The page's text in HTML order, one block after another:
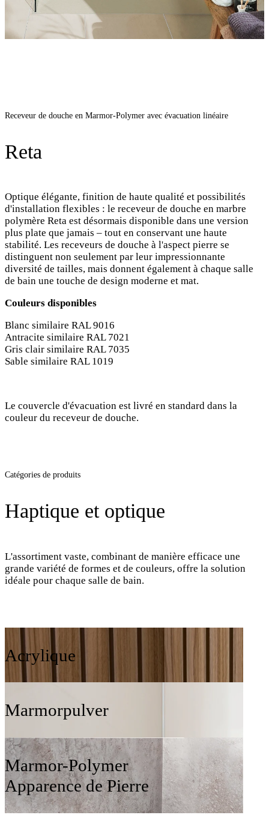
Receveur de douche en Marmor-Polymer avec évacuation linéaire
Reta
Optique élégante, finition de haute qualité et possibilités
d'installation flexibles : le receveur de douche en marbre
polymère Reta est désormais disponible dans une version
plus plate que jamais – tout en conservant une haute
stabilité. Les receveurs de douche à l'aspect pierre se
distinguent non seulement par leur impressionnante
diversité de tailles, mais donnent également à chaque salle
de bain une touche de design moderne et mat.
Couleurs disponibles
Blanc similaire RAL 9016
Antracite similaire RAL 7021
Gris clair similaire RAL 7035
Sable similaire RAL 1019
Le couvercle d'évacuation est livré en standard dans la
couleur du receveur de douche.
Catégories de produits
Haptique et optique
L'assortiment vaste, combinant de manière efficace une
grande variété de formes et de couleurs, offre la solution
idéale pour chaque salle de bain.
Acrylique
Marmorpulver
Marmor-Polymer
Apparence de Pierre